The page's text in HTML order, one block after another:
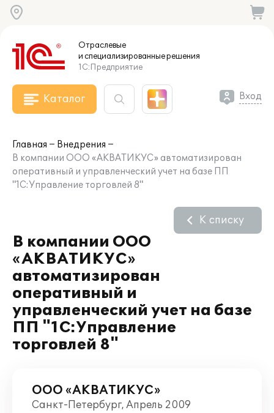
Отраслевые
и специализированныерешения
1С:Предприятие
Каталог Вход
Главная
Внедрения
В компании ООО «АКВАТИКУС» автоматизирован
оперативный и управленческий учет на базе ПП
"1С:Управление торговлей 8"
В компании ООО
«АКВАТИКУС»
автоматизирован
оперативный и
управленческий учет на базе
ПП "1С:Управление
торговлей 8"
К списку
ООО «АКВАТИКУС»
Санкт-Петербург, Апрель 2009